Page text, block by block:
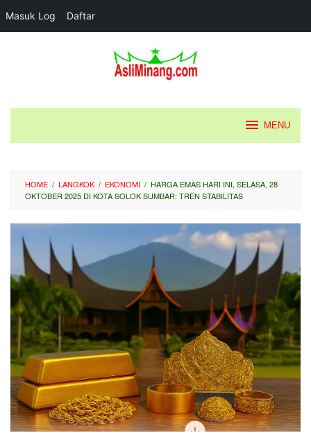
Masuk Log Daftar
MENU
HOME / LANGKOK / EKONOMI / HARGA EMAS HARI INI, SELASA, 28
OKTOBER 2025 DI KOTA SOLOK SUMBAR: TREN STABILITAS